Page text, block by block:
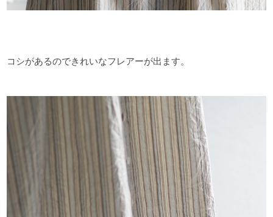
コシがあるのできれいなフレアーが出ます。